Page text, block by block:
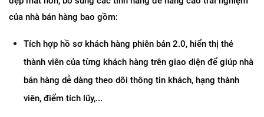
của nhà bán hàng bao gồm:
Tích hợp hồ sơ khách hàng phiên bản 2.0, hiển thị thẻ
thành viên của từng khách hàng trên giao diện để giúp nhà
bán hàng dễ dàng theo dõi thông tin khách, hạng thành
viên, điểm tích lũy,...